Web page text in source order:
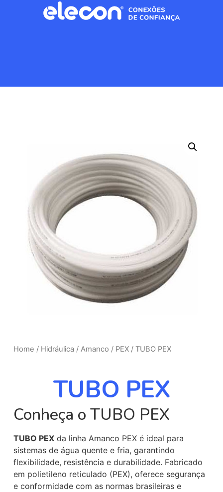
Home / Hidráulica / Amanco / PEX/ TUBO PEX
TUBO PEX
Conheça o TUBO PEX
TUBO PEXda linha Amanco PEX é ideal para
sistemas de água quente e fria, garantindo
flexibilidade, resistência e durabilidade. Fabricado
em polietileno reticulado (PEX), oferece segurança
e conformidade com as normas brasileiras e